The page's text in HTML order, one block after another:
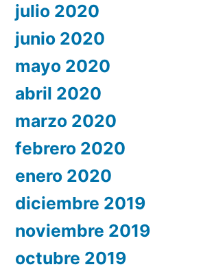
julio 2020
junio 2020
mayo 2020
abril 2020
marzo 2020
febrero 2020
enero 2020
diciembre 2019
noviembre 2019
octubre 2019